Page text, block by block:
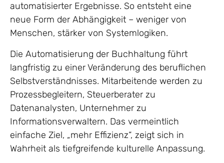
automatisierter Ergebnisse. So entsteht eine
neue Form der Abhängigkeit – weniger von
Menschen, stärker von Systemlogiken.
Die Automatisierung der Buchhaltung führt
langfristig zu einer Veränderung des beruflichen
Selbstverständnisses. Mitarbeitende werden zu
Prozessbegleitern, Steuerberater zu
Datenanalysten, Unternehmer zu
Informationsverwaltern. Das vermeintlich
einfache Ziel, „mehr Effizienz“, zeigt sich in
Wahrheit als tiefgreifende kulturelle Anpassung.